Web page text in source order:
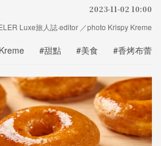
2023-11-02 10:00
Luxe旅人誌·editor ／photo Krispy Kreme
#甜點 #美食 #香烤布蕾